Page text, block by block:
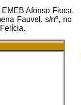
Afonso Fioca
Fauvel, s/nº, no